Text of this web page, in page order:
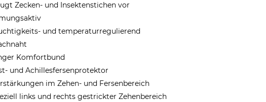
Zecken- und Insektenstichen vor
und temperaturregulierend
Komfortbund
und Achillesfersenprotektor
im Zehen- und Fersenbereich
links und rechts gestrickter Zehenbereich